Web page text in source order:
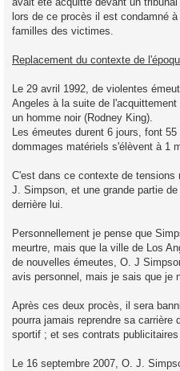
lors de ce procès il est condamné
familles des victimes.
Replacement du contexte de
Le 29 avril 1992, de violentes
Angeles à la suite de
un homme noir (Rodney King).
Les émeutes durent 6 jours, font
dommages matériels s'élèvent à 1
C'est dans ce contexte de tensions
J. Simpson, et une grande partie
derrière lui.
Personnellement je pense que
meurtre, mais que la ville de Los
de nouvelles émeutes, O. J
avis personnel, mais je sais que je
Après ces deux procès, il sera
pourra jamais reprendre sa carrière
sportif ; et ses contrats
Le 16 septembre 2007, O. J.